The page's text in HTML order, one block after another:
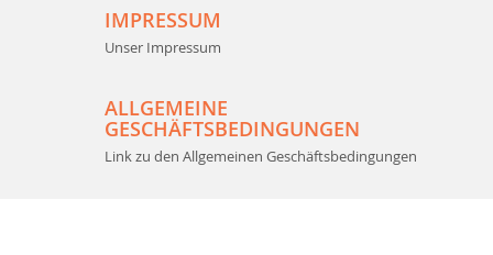
IMPRESSUM
Unser Impressum
ALLGEMEINE
GESCHÄFTSBEDINGUNGEN
Link zu den Allgemeinen Geschäftsbedingungen